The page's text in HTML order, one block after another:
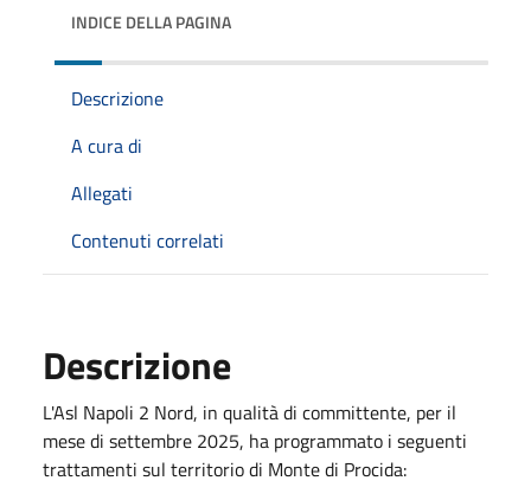
INDICE DELLA PAGINA
Descrizione
A cura di
Allegati
Contenuti correlati
Descrizione
L'Asl Napoli 2 Nord, in qualità di committente, per il
mese di settembre 2025, ha programmato i seguenti
trattamenti sul territorio di Monte di Procida: